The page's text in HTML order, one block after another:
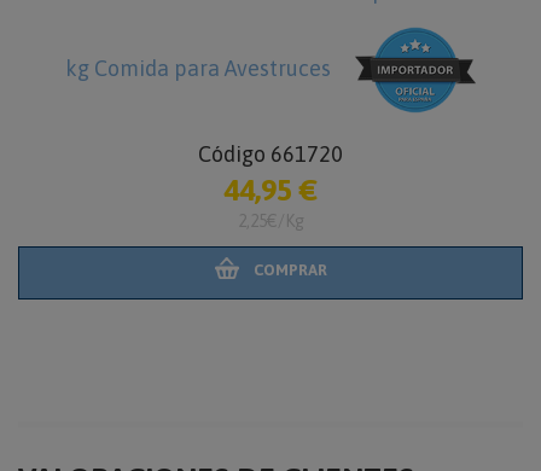
kg Comida para Avestruces
Código 661720
44,95 €
2,25€/Kg
COMPRAR